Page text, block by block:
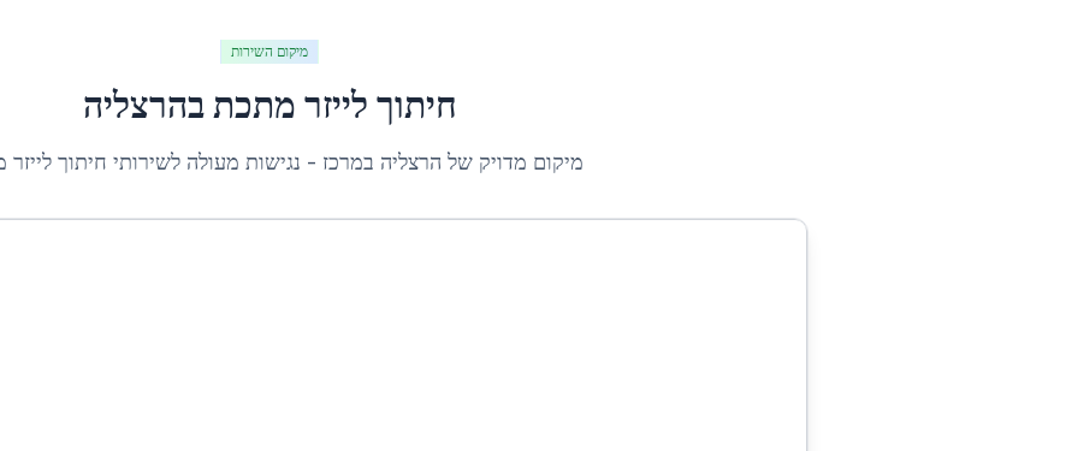
מיקום השירות
חיתוך לייזר מתכת בהרצליה
מיקום מדויק של הרצליה במרכז - נגישות מעולה לשירותי חיתוך